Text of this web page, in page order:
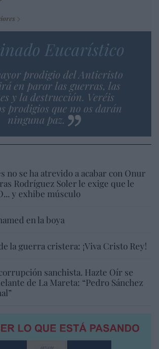
Eucarístico
prodigio del Anticristo
en parar las guerras, las
y la destrucción. Veréis
prodigios que no os darán
ninguna paz.
no se ha atrevido a acabar con Onur
Rodríguez Soler le exige que le
y exhibe músculo
en la boya
la guerra cristera: ¡Viva Cristo Rey!
sanchista. Hazte Oír se
de La Mareta: “Pedro Sánchez